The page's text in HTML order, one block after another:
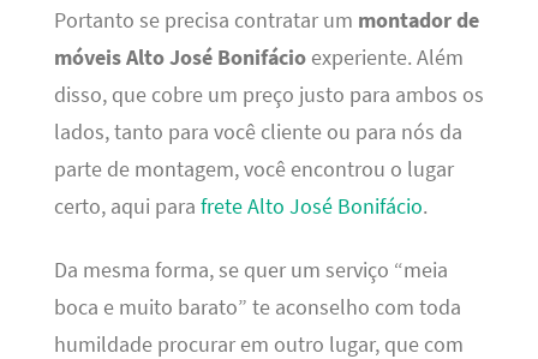
Portanto se precisa contratar um montador de
móveis Alto José Bonifácioexperiente. Além
disso, que cobre um preço justo para ambos os
lados, tanto para você cliente ou para nós da
parte de montagem, você encontrou o lugar
certo, aqui para frete Alto José Bonifácio.
Da mesma forma, se quer um serviço “meia
boca e muito barato” te aconselho com toda
humildade procurar em outro lugar, que com